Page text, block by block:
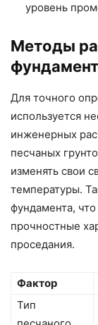
уровень
Методы
Для точного
используется
инженерных
песчаных
изменять свои
температуры.
фундамента,
прочностные
проседания.
Фактор
Тип